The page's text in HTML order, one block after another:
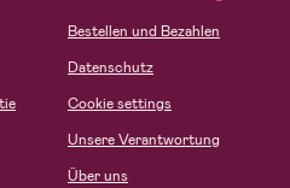
Bestellen und Bezahlen
Datenschutz
Cookie settings
Unsere Verantwortung
Über uns